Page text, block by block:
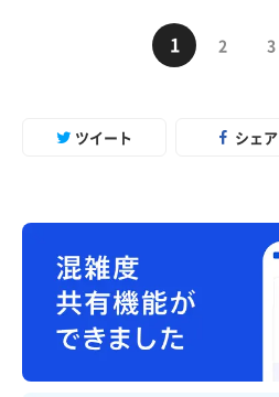
1 2 3
ツイート シェア